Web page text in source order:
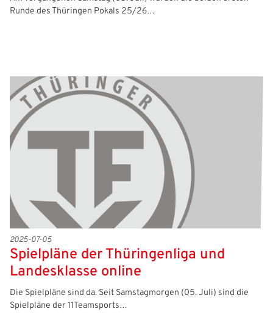
Runde des Thüringen Pokals 25/26…
2025-07-05
Spielpläne der Thüringenliga und
Landesklasse online
Die Spielpläne sind da. Seit Samstagmorgen (05. Juli) sind die
Spielpläne der 11Teamsports…